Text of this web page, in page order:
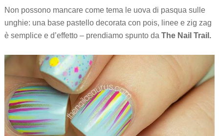
Non possono mancare come tema le uova di pasqua sulle
unghie: una base pastello decorata con pois, linee e zig zag
è semplice e d’effetto – prendiamo spunto da The Nail Trail.